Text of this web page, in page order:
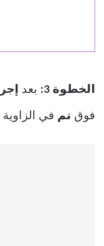
الخطوة 3: بعد
فوق تم في الزاوية